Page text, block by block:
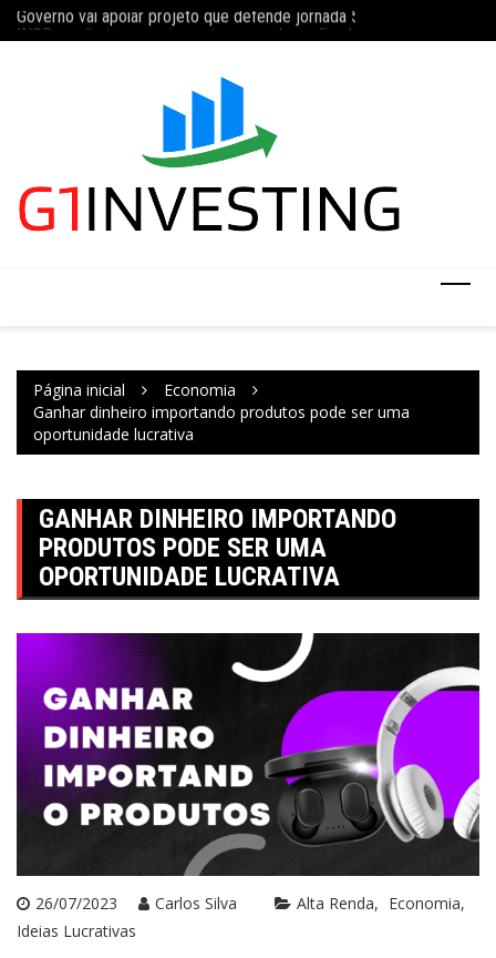
paraINSS amplia temporariamente prazo de auxílio-doença sem perícia;
Página inicial
Economia
Ganhar dinheiro importando produtos pode ser uma
oportunidade lucrativa
GANHAR DINHEIRO IMPORTANDO
PRODUTOS PODE SER UMA
OPORTUNIDADE LUCRATIVA
26/07/2023 Carlos Silva Alta Renda
Economia
Ideias Lucrativas